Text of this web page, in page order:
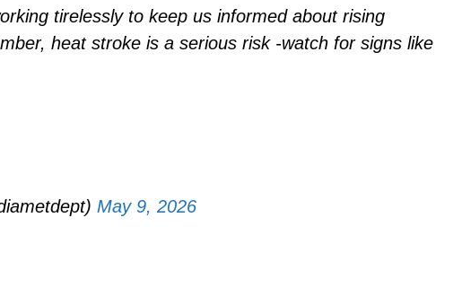
tirelessly to keep us informed about rising
heat stroke is a serious risk -watch for signs like
May 9, 2026